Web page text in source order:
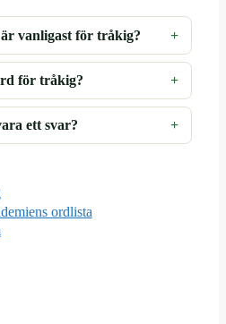
vanligast för tråkig?
för tråkig?
ett svar?
ordlista